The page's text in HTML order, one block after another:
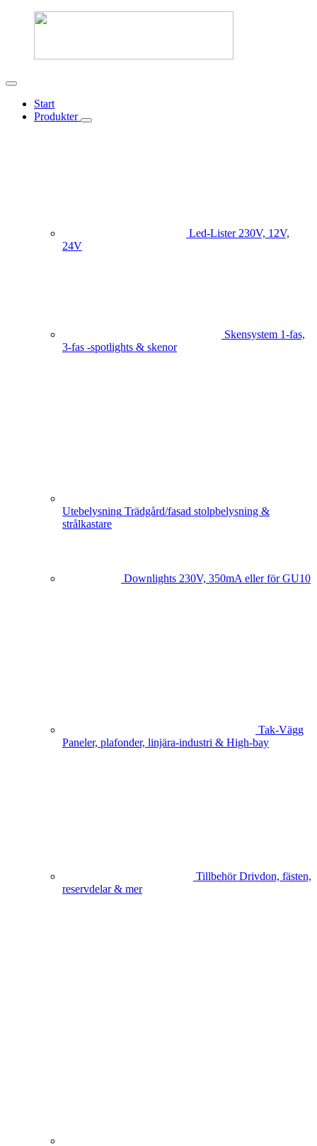
Start
Produkter
Led-Lister 230V, 12V,
24V
Skensystem 1-fas,
3-fas -spotlights & skenor
Utebelysning Trädgård/fasad stolpbelysning &
strålkastare
Downlights 230V, 350mA eller för GU10
Tak-Vägg
Paneler, plafonder, linjära-industri & High-bay
Tillbehör Drivdon, fästen,
reservdelar & mer